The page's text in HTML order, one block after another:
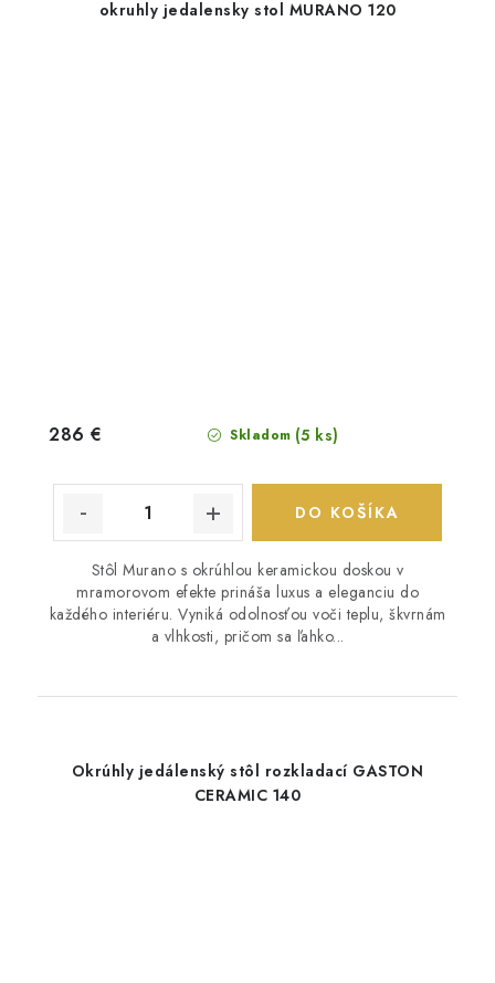
okruhly jedalensky stol MURANO 120
Skladom (5 ks)
286 €
DO KOŠÍKA
Stôl Murano s okrúhlou keramickou doskou v
mramorovom efekte prináša luxus a eleganciu do
každého interiéru. Vyniká odolnosťou voči teplu, škvrnám
a vlhkosti, pričom sa ľahko...
Okrúhly jedálenský stôl rozkladací GASTON
CERAMIC 140